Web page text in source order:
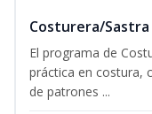
Costurera/Sastra
El programa de
práctica en costura,
de patrones ...